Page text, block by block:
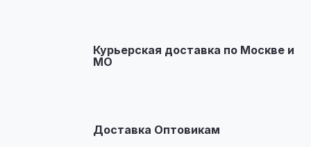
Курьерская доставка по Москве и
МО
Доставка Оптовикам